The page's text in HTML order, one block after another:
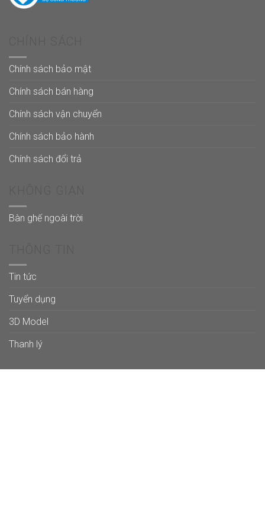
Chính sách bảo mật
Chính sách bán hàng
Chính sách vận chuyển
Chính sách bảo hành
Chính sách đổi trả
Bàn ghế ngoài trời
Tin tức
Tuyển dụng
3D Model
Thanh lý